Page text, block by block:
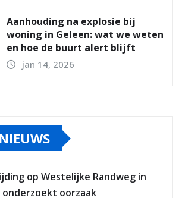
Aanhouding na explosie bij
woning in Geleen: wat we weten
en hoe de buurt alert blijft
jan 14, 2026
op Westelijke Randweg in
oorzaak